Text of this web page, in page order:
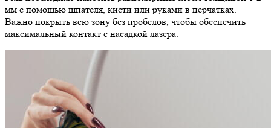
мм с помощью шпателя, кисти или руками в перчатках.
Важно покрыть всю зону без пробелов, чтобы обеспечить
максимальный контакт с насадкой лазера.